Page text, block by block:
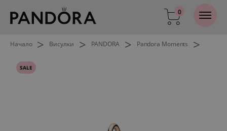
0
Начало > Висулки > PANDORA > Pandora Moments >
SALE